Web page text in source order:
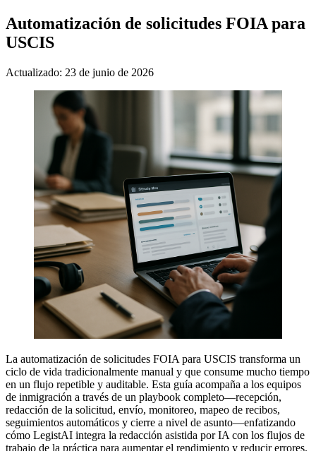
Automatización de solicitudes FOIA para
USCIS
Actualizado: 23 de junio de 2026
La automatización de solicitudes FOIA para USCIS transforma un
ciclo de vida tradicionalmente manual y que consume mucho tiempo
en un flujo repetible y auditable. Esta guía acompaña a los equipos
de inmigración a través de un playbook completo—recepción,
redacción de la solicitud, envío, monitoreo, mapeo de recibos,
seguimientos automáticos y cierre a nivel de asunto—enfatizando
cómo LegistAI integra la redacción asistida por IA con los flujos de
trabajo de la práctica para aumentar el rendimiento y reducir errores.